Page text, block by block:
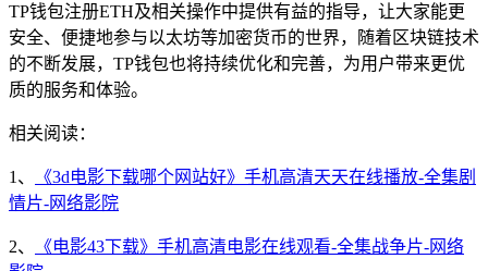
TP钱包注册ETH及相关操作中提供有益的指导，让大家能更
安全、便捷地参与以太坊等加密货币的世界，随着区块链技术
的不断发展，TP钱包也将持续优化和完善，为用户带来更优
质的服务和体验。
相关阅读：
1、
《3d电影下载哪个网站好》手机高清天天在线播放-全集剧
情片-网络影院
2、
《电影43下载》手机高清电影在线观看-全集战争片-网络